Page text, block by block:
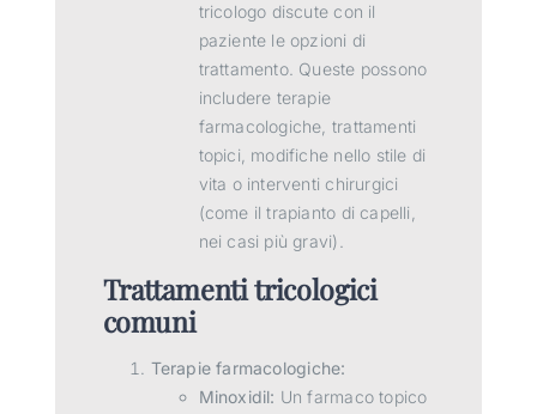
tricologo discute con il
paziente le opzioni di
trattamento. Queste possono
includere terapie
farmacologiche, trattamenti
topici, modifiche nello stile di
vita o interventi chirurgici
(come il trapianto di capelli,
nei casi più gravi).
Trattamenti tricologici
comuni
Terapie farmacologiche:
Minoxidil: Un farmaco topico